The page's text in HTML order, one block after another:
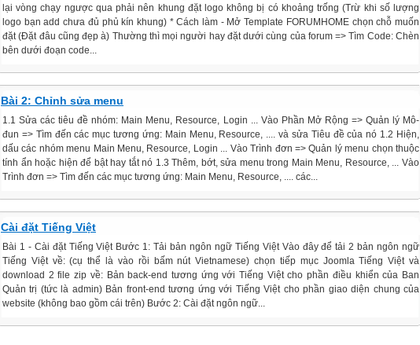
lại vòng chạy ngược qua phải nên khung đặt logo không bị có khoảng trống (Trừ khi số lượng
logo bạn add chưa đủ phủ kín khung) * Cách làm - Mở Template FORUMHOME chọn chỗ muốn
đặt (Đặt đâu cũng đẹp à) Thường thì mọi người hay đặt dưới cùng của forum => Tìm Code: Chèn
bên dưới đoạn code...
Bài 2: Chỉnh sửa menu
1.1 Sửa các tiêu đề nhóm: Main Menu, Resource, Login ... Vào Phần Mở Rộng => Quản lý Mô-
đun => Tìm đến các mục tương ứng: Main Menu, Resource, .... và sửa Tiêu đề của nó 1.2 Hiện,
dấu các nhóm menu Main Menu, Resource, Login ... Vào Trình đơn => Quản lý menu chọn thuộc
tính ẩn hoặc hiện để bật hay tắt nó 1.3 Thêm, bớt, sửa menu trong Main Menu, Resource, ... Vào
Trình đơn => Tìm đến các mục tương ứng: Main Menu, Resource, .... các...
Cài đặt Tiếng Việt
Bài 1 - Cài đặt Tiếng Việt Bước 1: Tải bản ngôn ngữ Tiếng Việt Vào đây để tải 2 bản ngôn ngữ
Tiếng Việt về: (cụ thể là vào rồi bấm nút Vietnamese) chọn tiếp mục Joomla Tiếng Việt và
download 2 file zip về: Bản back-end tương ứng với Tiếng Việt cho phần điều khiển của Ban
Quản trị (tức là admin) Bản front-end tương ứng với Tiếng Việt cho phần giao diện chung của
website (không bao gồm cái trên) Bước 2: Cài đặt ngôn ngữ...